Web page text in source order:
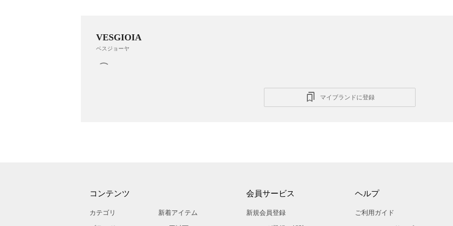
VESGIOIA
ベスジョーヤ
マイブランドに登録
コンテンツ
カテゴリ 新着アイテム
会員サービス
新規会員登録
ヘルプ
ご利用ガイド